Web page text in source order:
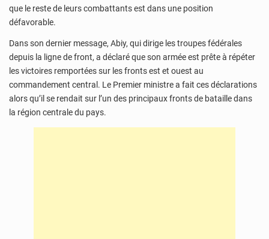
que le reste de leurs combattants est dans une position
défavorable.
Dans son dernier message, Abiy, qui dirige les troupes fédérales
depuis la ligne de front, a déclaré que son armée est prête à répéter
les victoires remportées sur les fronts est et ouest au
commandement central. Le Premier ministre a fait ces déclarations
alors qu’il se rendait sur l’un des principaux fronts de bataille dans
la région centrale du pays.